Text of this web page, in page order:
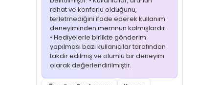
rahat ve konforlu olduğunu,
terletmediğini ifade ederek kullanım
deneyiminden memnun kalmışlardır.
• Hediyelerle birlikte gönderim
yapılması bazı kullanıcılar tarafından
takdir edilmiş ve olumlu bir deneyim
olarak değerlendirilmiştir.